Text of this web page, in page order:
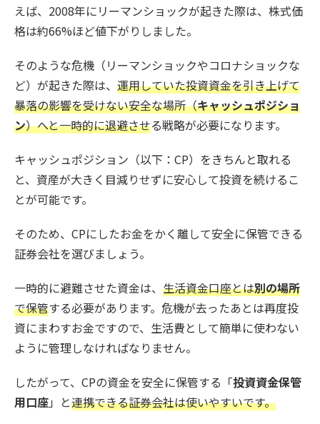
えば、2008年にリーマンショックが起きた際は、株式価
格は約66%ほど値下がりしました。
そのような危機（リーマンショックやコロナショックな
ど）が起きた際は、 運用していた投資資金を引き上げて
暴落の影響を受けない安全な場所（キャッシュポジショ
ン）へと一時的に退避させる戦略が必要になります。
キャッシュポジション（以下：CP）をきちんと取れる
と、資産が大きく目減りせずに安心して投資を続けるこ
とが可能です。
そのため、CPにしたお金をかく離して安全に保管できる
証券会社を選びましょう。
一時的に避難させた資金は、 生活資金口座とは別の場所
で保管する必要があります。危機が去ったあとは再度投
資にまわすお金ですので、生活費として簡単に使わない
ように管理しなければなりません。
したがって、CPの資金を安全に保管する「投資資金保管
用口座」と連携できる証券会社は使いやすいです。